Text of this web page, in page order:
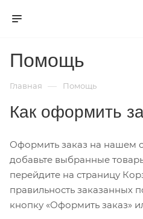
Помощь
Главная — Помощь
Как оформить
Оформить заказ на нашем
добавьте выбранные
перейдите на страницу
правильность заказанных
кнопку «Оформить заказ»